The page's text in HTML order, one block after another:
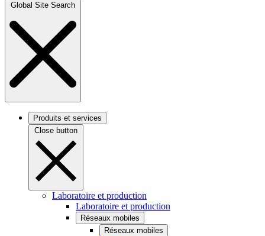
Global Site Search
Produits et services
Close button
Laboratoire et production
Laboratoire et production
Réseaux mobiles
Réseaux mobiles